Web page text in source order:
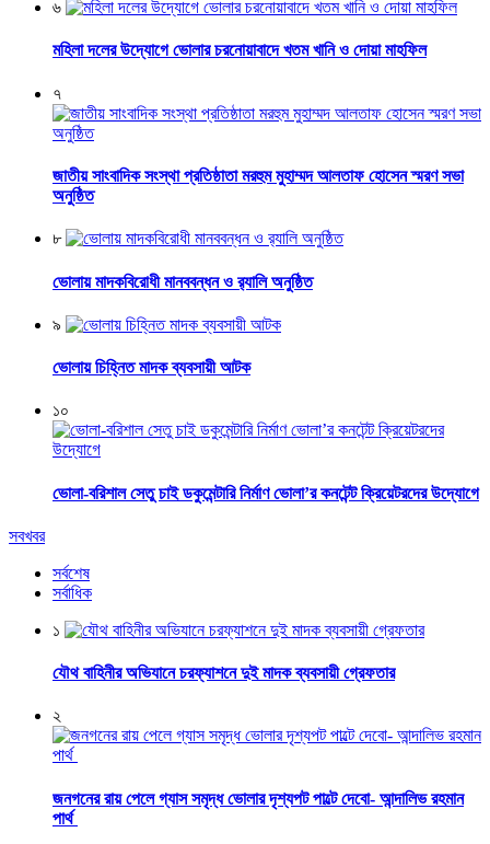
৬
মহিলা দলের উদ্যোগে ভোলার চরনোয়াবাদে খতম খানি ও দোয়া মাহফিল
৭
জাতীয় সাংবাদিক সংস্থা প্রতিষ্ঠাতা মরহুম মুহাম্মদ আলতাফ হোসেন স্মরণ সভা
অনুষ্ঠিত
৮
ভোলায় মাদকবিরোধী মানববন্ধন ও র‌্যালি অনুষ্ঠিত
৯
ভোলায় চিহ্নিত মাদক ব্যবসায়ী আটক
১০
ভোলা-বরিশাল সেতু চাই ডকুমেন্টারি নির্মাণ ভোলা’র কনটেন্ট ক্রিয়েটরদের উদ্যোগে
সবখবর
সর্বশেষ
সর্বাধিক
১
যৌথ বাহিনীর অভিযানে চরফ্যাশনে দুই মাদক ব্যবসায়ী গ্রেফতার
২
জনগনের রায় পেলে গ্যাস সমৃদ্ধ ভোলার দৃশ্যপট পাল্টে দেবো- আন্দালিভ রহমান
পার্থ